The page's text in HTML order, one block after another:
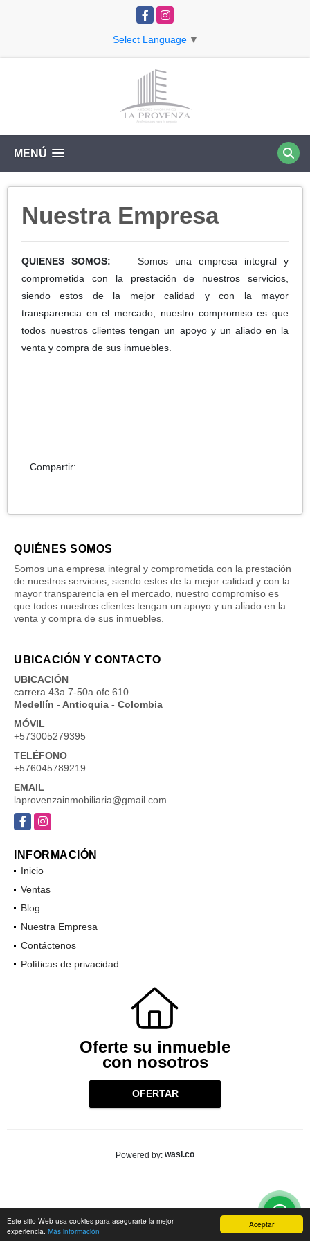
Aceptar
Este sitio Web usa cookies para asegurarte la mejor
experiencia. Más información
FacebookInstagram
Select Language ▼
MENÚ
Nuestra Empresa
QUIENES SOMOS:
Somos una empresa integral y
comprometida con la prestación de nuestros servicios,
siendo estos de la mejor calidad y con la mayor
transparencia en el mercado, nuestro compromiso es que
todos nuestros clientes tengan un apoyo y un aliado en la
venta y compra de sus inmuebles.
Compartir:
QUIÉNES SOMOS
Somos una empresa integral y comprometida con la prestación
de nuestros servicios, siendo estos de la mejor calidad y con la
mayor transparencia en el mercado, nuestro compromiso es
que todos nuestros clientes tengan un apoyo y un aliado en la
venta y compra de sus inmuebles.
UBICACIÓN Y CONTACTO
UBICACIÓN
carrera 43a 7-50a ofc 610
Medellín - Antioquia - Colombia
MÓVIL
+573005279395
TELÉFONO
+576045789219
EMAIL
laprovenzainmobiliaria@gmail.com
FacebookInstagram
INFORMACIÓN
Inicio
Ventas
Blog
Nuestra Empresa
Contáctenos
Políticas de privacidad
Oferte su inmueble
con nosotros
OFERTAR
Powered by: wasi.co